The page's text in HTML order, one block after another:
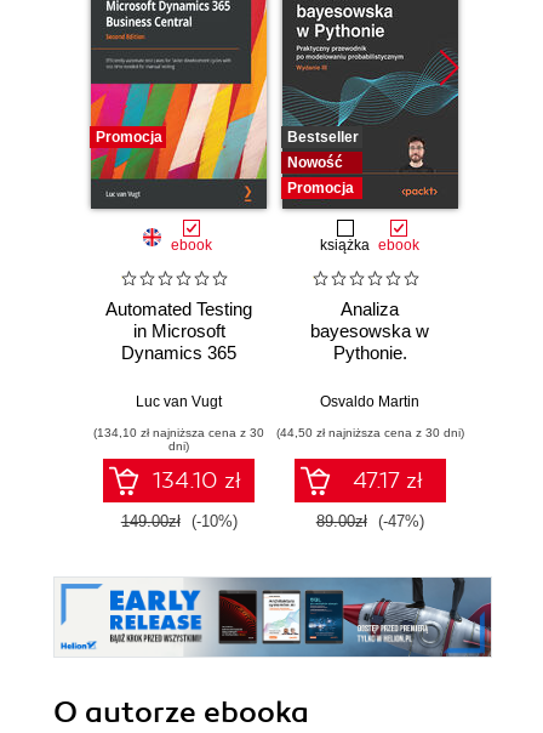
Promocja
ebook
Automated Testing
in Microsoft
Dynamics 365
Efficiently
cases for faster
development
cycles with less
time needed for
manual testing -
Luc van Vugt
(134,10 zł najniższa cena z 30
dni)
134.10 zł
149.00zł (-10%)
Bestseller
Nowość
Promocja
książka ebook
Analiza
bayesowska w
Pythonie.
przewodnik po
probabilistycznym.
Wydanie III
Osvaldo Martin
(44,50 zł najniższa cena z 30 dni)
47.17 zł
89.00zł (-47%)
O autorze ebooka